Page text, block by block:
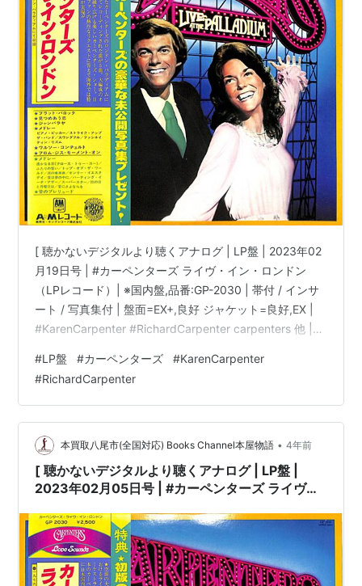
[ 聴かないデジタルより聴くアナログ | LP盤 | 2023年02
月19日号 | #カーペンターズ ライヴ・イン・ロンドン
（LPレコード）| ※国内盤,品番:GP-2030 | 帯付 / インサ
ート / 写真集付 | 盤面=EX+,良好 ジャケット=良好,EX |
#KarenCarpenter #RichardCarpenter carpenters 他 |
インサート、写真集付]［盤面=EX+,良好］［ジャケット=
良好,EX,少しシミ]［※保護内袋を新品交換して配送致しま
す］※［店舗併売の為、時間差で売切れの場…
#LP盤 #カーペンターズ #KarenCarpenter
#RichardCarpenter
本買取八尾市(全国対応) Books Channel本屋物語 • 4年前
[ 聴かないデジタルより聴くアナログ | LP盤 |
2023年02月05日号 | #カーペンターズ ライヴ・
番:GP-2030 | 帯付 / インサート / 写真集付 | 盤面
=EX+,良好 ジャケット=良好,EX |
#KarenCarpenter #RichardCarpenter
carpenters 他 |